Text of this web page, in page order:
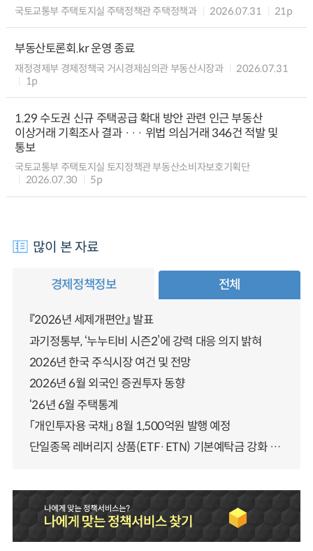
국토교통부 주택토지실 주택정책관 주택정책과 2026.07.31 21p
부동산토론회.kr 운영 종료
재정경제부 경제정책국 거시경제심의관 부동산시장과
2026.07.31
1p
1.29 수도권 신규 주택공급 확대 방안 관련 인근 부동산
이상거래 기획조사 결과 ··· 위법 의심거래 346건 적발 및
통보
국토교통부 주택토지실 토지정책관 부동산소비자보호기획단
2026.07.30
5p
많이 본 자료
경제정책정보 전체
『2026년 세제개편안』 발표
과기정통부, ‘누누티비 시즌2’에 강력 대응 의지 밝혀
2026년 한국 주식시장 여건 및 전망
2026년 6월 외국인 증권투자 동향
‘26년 6월 주택통계
「개인투자용 국채」 8월 1,500억원 발행 예정
단일종목 레버리지 상품(ETF·ETN) 기본예탁금 강화 조기시행 방안 안내